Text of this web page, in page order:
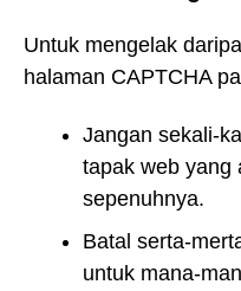
Untuk mengelak
halaman CAPTCHA
Jangan sekali-
tapak web yang
sepenuhnya.
Batal serta-
untuk mana-